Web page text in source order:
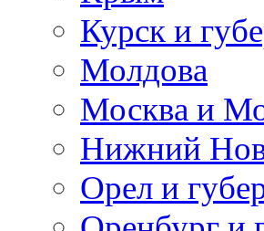
Курск и
Молдова
Москва и
Нижний
Орел и